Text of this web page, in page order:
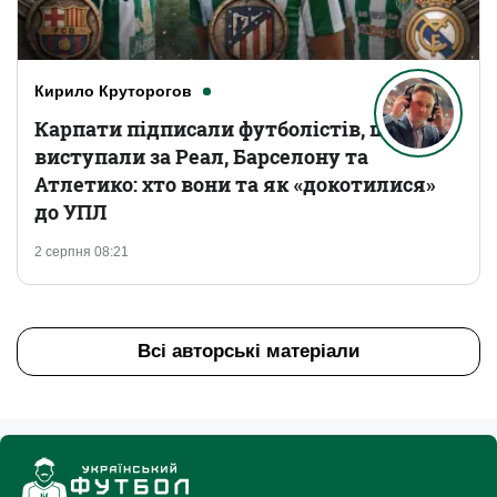
Кирило Круторогов
2 серпня 08:21
Карпати підписали футболістів, що
виступали за Реал, Барселону та
Атлетико: хто вони та як «докотилися»
до УПЛ
Всі авторські матеріали